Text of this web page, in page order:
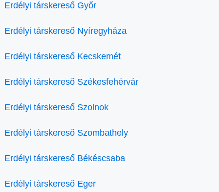
Erdélyi társkereső Győr
Erdélyi társkereső Nyíregyháza
Erdélyi társkereső Kecskemét
Erdélyi társkereső Székesfehérvár
Erdélyi társkereső Szolnok
Erdélyi társkereső Szombathely
Erdélyi társkereső Békéscsaba
Erdélyi társkereső Eger